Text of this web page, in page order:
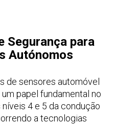
Segurança para
Autónomos
de sensores automóvel
papel fundamental no
níveis 4 e 5 da condução
a tecnologias